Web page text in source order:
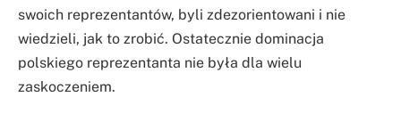
swoich reprezentantów, byli zdezorientowani i nie
wiedzieli, jak to zrobić. Ostatecznie dominacja
polskiego reprezentanta nie była dla wielu
zaskoczeniem.